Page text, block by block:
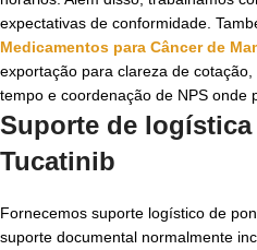
expectativas de conformidade.
Medicamentos para Câncer de
exportação para clareza de
tempo e coordenação de NPS onde
Suporte de
Tucatinib
Fornecemos suporte logístico de
suporte documental normalmente